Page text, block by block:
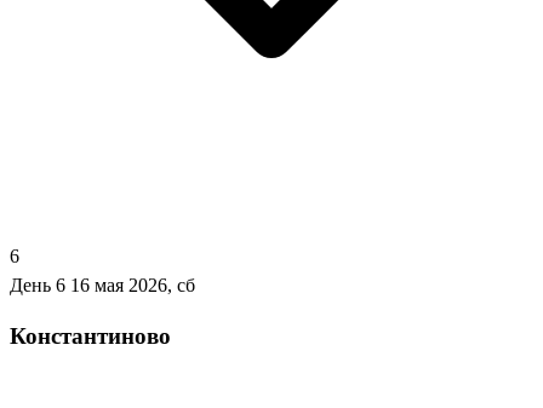
6
День 6 16 мая 2026, сб
Константиново